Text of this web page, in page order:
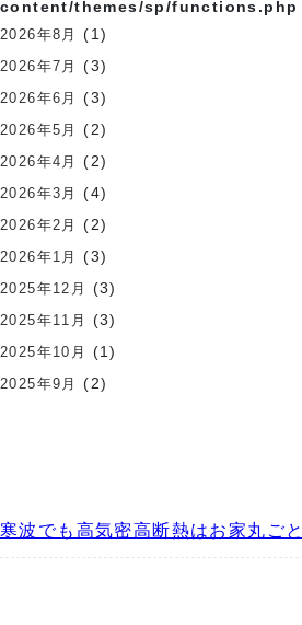
content/themes/sp/functions.php
2026年8月 (1)
2026年7月 (3)
2026年6月 (3)
2026年5月 (2)
2026年4月 (2)
2026年3月 (4)
2026年2月 (2)
2026年1月 (3)
2025年12月 (3)
2025年11月 (3)
2025年10月 (1)
2025年9月 (2)
寒波でも高気密高断熱はお家丸ご